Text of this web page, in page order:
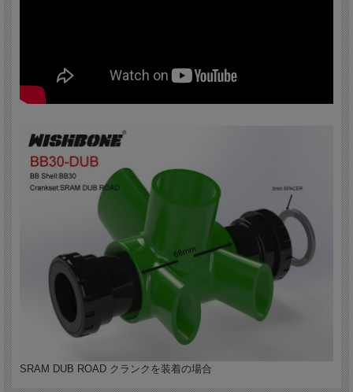
SRAM DUB ROAD クランクを装着の場合